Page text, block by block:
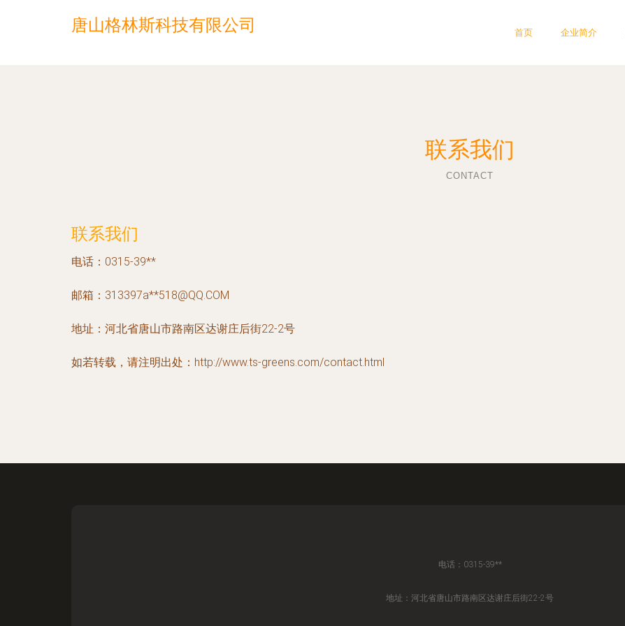
唐山格林斯科技有限公司 首页 企业简介
联系我们
CONTACT
联系我们
电话：0315-39**
邮箱：313397a**518@QQ.COM
地址：河北省唐山市路南区达谢庄后街22-2号
如若转载，请注明出处：http://www.ts-greens.com/contact.html
电话：0315-39**
地址：河北省唐山市路南区达谢庄后街22-2号